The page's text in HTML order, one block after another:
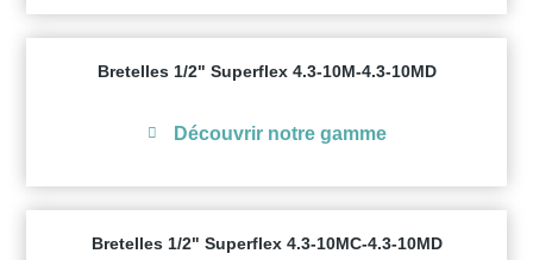
Bretelles 1/2" Superflex 4.3-10M-4.3-10MD
Découvrir notre gamme
Bretelles 1/2" Superflex 4.3-10MC-4.3-10MD